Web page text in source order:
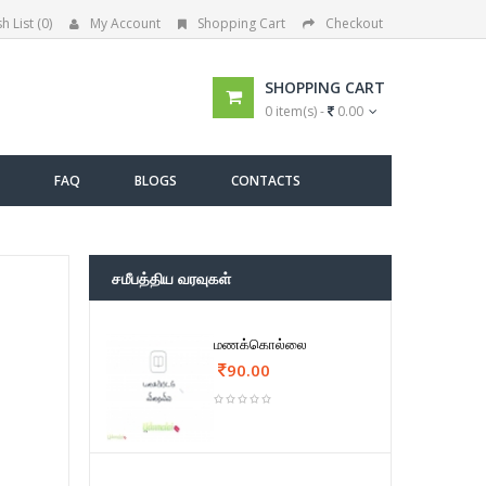
List (0) My Account Shopping Cart Checkout
SHOPPING CART
0 item(s) - 0.00
FAQ BLOGS CONTACTS
சமீபத்திய வரவுகள்
மணக்கொல்லை
90.00